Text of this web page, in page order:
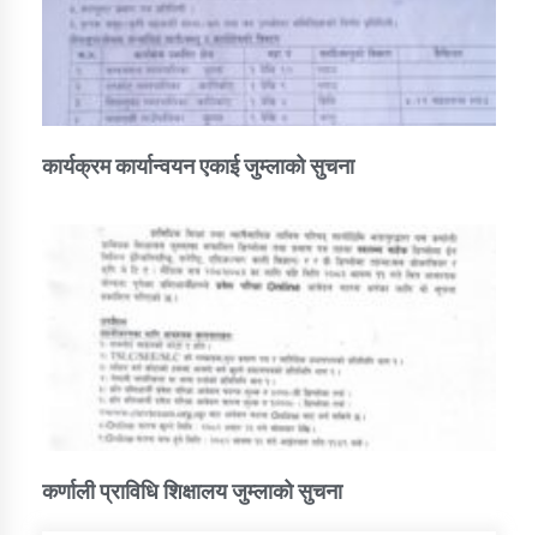
कार्यक्रम कार्यान्वयन एकाई जुम्लाको सुचना
कर्णाली प्राविधि शिक्षालय जुम्लाको सुचना